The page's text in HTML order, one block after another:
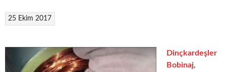
25 Ekim 2017
Dinçkardeşler
Bobinaj,